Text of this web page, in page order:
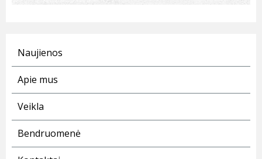
Naujienos
Apie mus
Veikla
Bendruomenė